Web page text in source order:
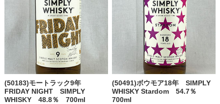
(50183)モートラック9年
FRIDAY NIGHT SIMPLY
WHISKY 48.8％ 700ml
(50491)ボウモア18年 SIMPLY
WHISKY Stardom 54.7％
700ml